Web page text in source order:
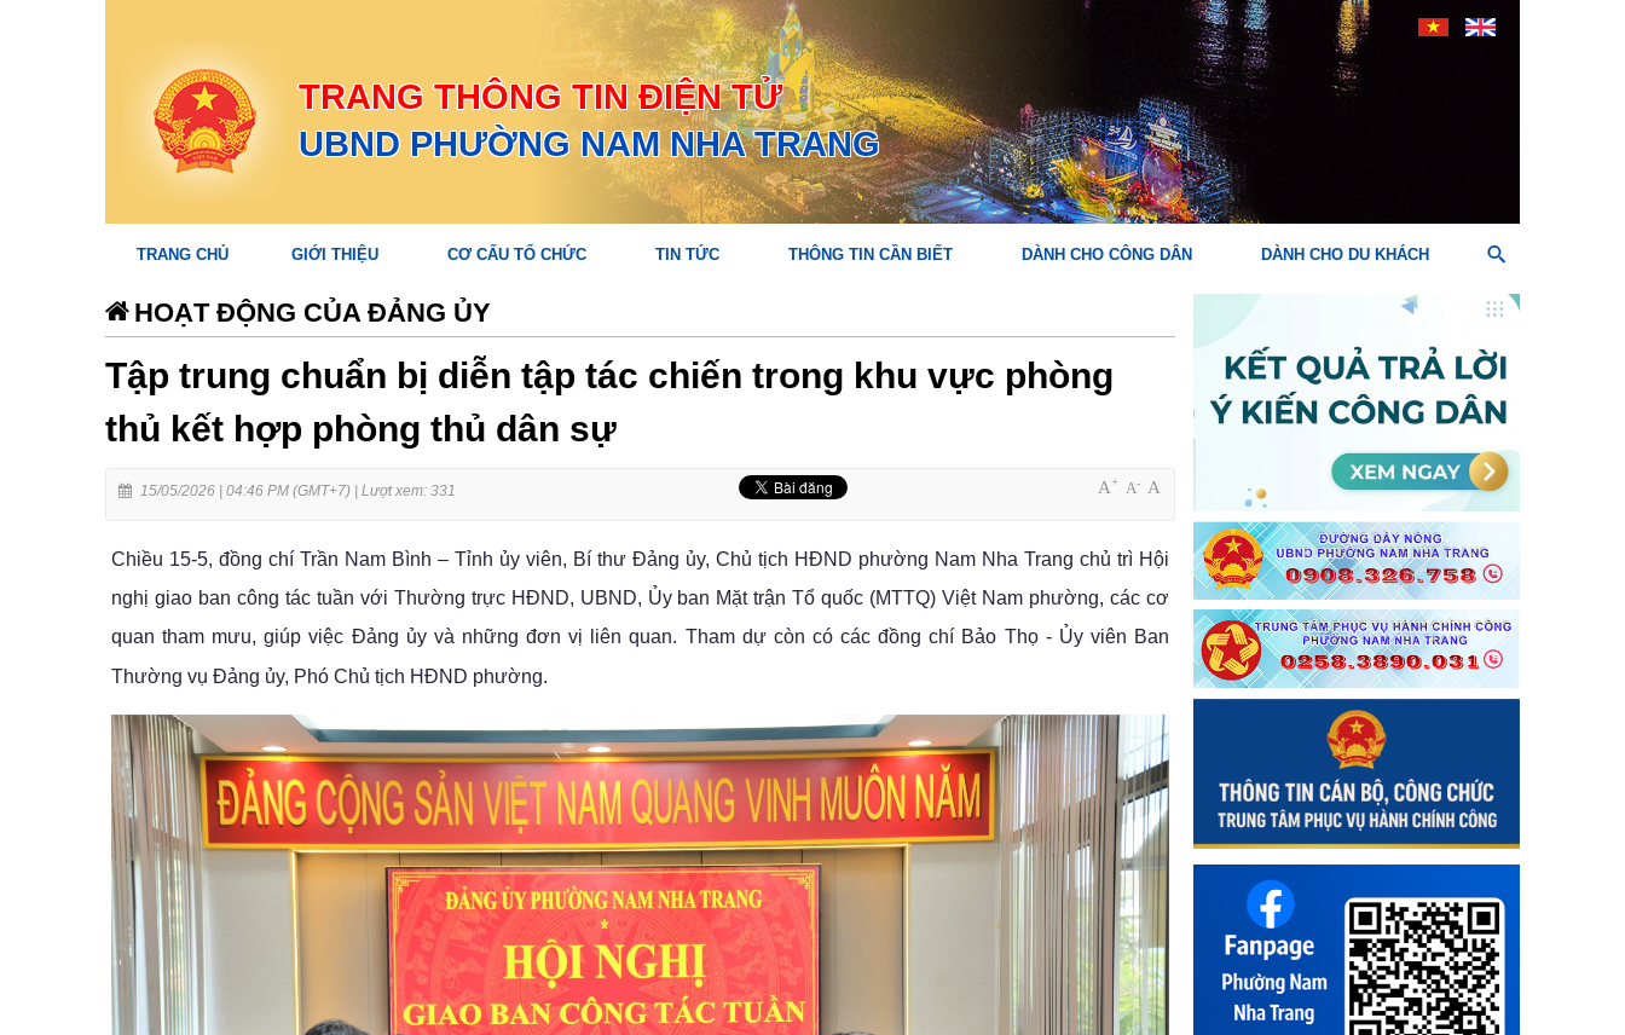
TRANG THÔNG TIN ĐIỆN TỬ
UBND PHƯỜNG NAM NHA TRANG
TRANG CHỦ GIỚI THIỆU CƠ CẤU TỔ CHỨC TIN TỨC THÔNG TIN CẦN BIẾT DÀNH CHO CÔNG DÂN DÀNH CHO DU KHÁCH
HOẠT ĐỘNG CỦA ĐẢNG ỦY
Tập trung chuẩn bị diễn tập tác chiến trong khu vực phòng
thủ kết hợp phòng thủ dân sự
15/05/2026 | 04:46 PM (GMT+7) | Lượt xem: 331 A+ A- A
Chiều 15-5, đồng chí Trần Nam Bình – Tỉnh ủy viên, Bí thư Đảng ủy, Chủ tịch HĐND phường Nam Nha Trang chủ trì Hội
nghị giao ban công tác tuần với Thường trực HĐND, UBND, Ủy ban Mặt trận Tổ quốc (MTTQ) Việt Nam phường, các cơ
quan tham mưu, giúp việc Đảng ủy và những đơn vị liên quan. Tham dự còn có các đồng chí Bảo Thọ - Ủy viên Ban
Thường vụ Đảng ủy, Phó Chủ tịch HĐND phường.